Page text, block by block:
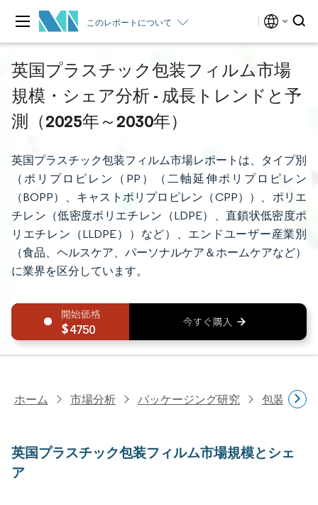
このレポートについて
英国プラスチック包装フィルム市場
規模・シェア分析 - 成長トレンドと予
測（2025年～2030年）
英国プラスチック包装フィルム市場レポートは、タイプ別
（ポリプロピレン（PP）（二軸延伸ポリプロピレン
（BOPP）、キャストポリプロピレン（CPP））、ポリエ
チレン（低密度ポリエチレン（LDPE）、直鎖状低密度ポ
リエチレン（LLDPE））など）、エンドユーザー産業別
（食品、ヘルスケア、パーソナルケア＆ホームケアなど）
に業界を区分しています。
4750
ホーム 市場分析 パッケージング研究 包装材料
英国プラスチック包装フィルム市場規模とシェ
ア